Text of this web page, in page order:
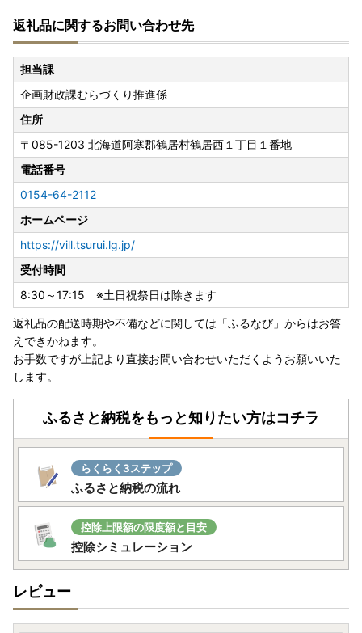
返礼品に関するお問い合わせ先
担当課
企画財政課むらづくり推進係
住所
〒085-1203 北海道阿寒郡鶴居村鶴居西１丁目１番地
電話番号
0154-64-2112
ホームページ
https://vill.tsurui.lg.jp/
受付時間
8:30～17:15 ※土日祝祭日は除きます
返礼品の配送時期や不備などに関しては「ふるなび」からはお答
えできかねます。
お手数ですが上記より直接お問い合わせいただくようお願いいた
します。
ふるさと納税をもっと知りたい方はコチラ
らくらく3ステップ
ふるさと納税の流れ
控除上限額の限度額と目安
控除シミュレーション
レビュー